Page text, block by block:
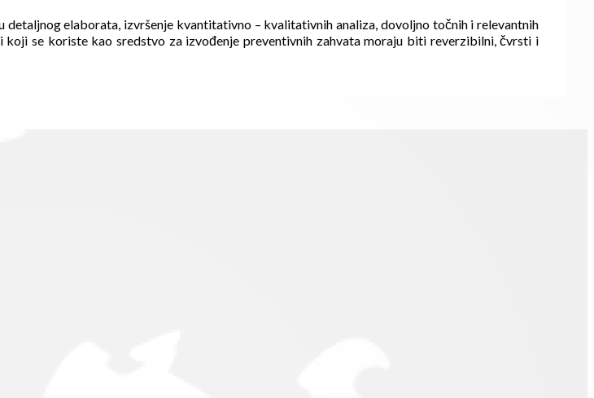
elaborata, izvršenje kvantitativno – kvalitativnih analiza, dovoljno točnih i relevantnih
se koriste kao sredstvo za izvođenje preventivnih zahvata moraju biti reverzibilni, čvrsti i